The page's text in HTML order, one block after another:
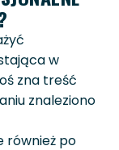
w
zna treść
znaleziono
również po